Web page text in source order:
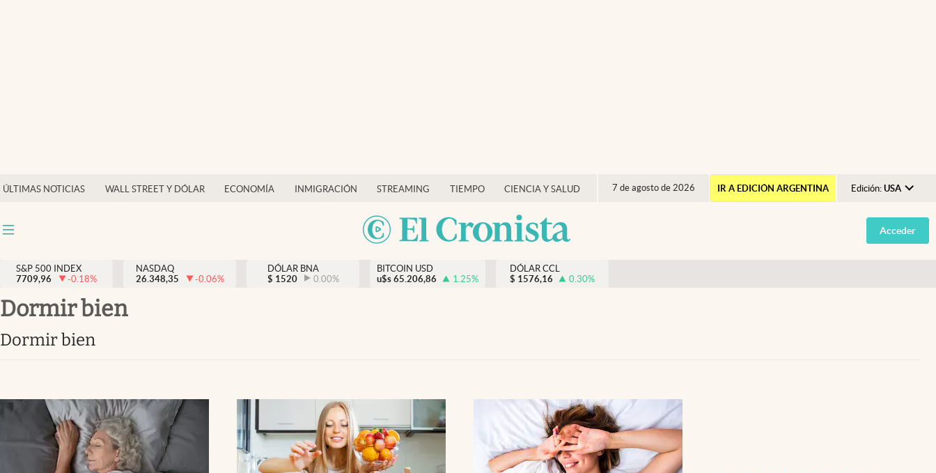
ÚLTIMAS NOTICIAS WALL STREET Y DÓLAR ECONOMÍA INMIGRACIÓN STREAMING TIEMPO CIENCIA Y SALUD 7 de agosto de 2026 IR A EDICIÓN ARGENTINA Edición: USA
Argentina
España
Tiempo
Streaming
Lifestyle
Acceder
S&P 500 INDEX
7709,96
-0.18%
NASDAQ
26.348,35
-0.06%
DÓLAR BNA
$ 1520 0.00%
BITCOIN USD
u$s 65.206,86 1.25%
DÓLAR CCL
$ 1576,16 0.30%
Dormir bien
Dormir bien